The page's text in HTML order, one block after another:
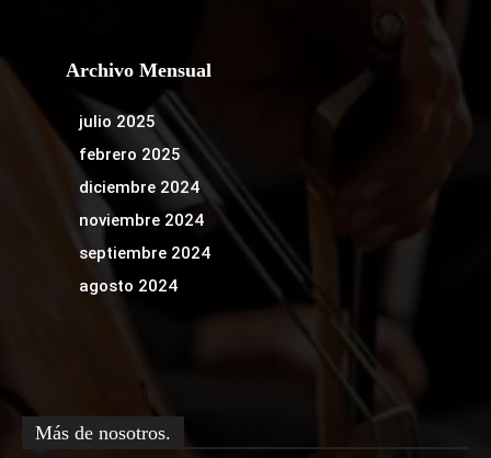
Archivo Mensual
julio 2025
febrero 2025
diciembre 2024
noviembre 2024
septiembre 2024
agosto 2024
Más de nosotros.